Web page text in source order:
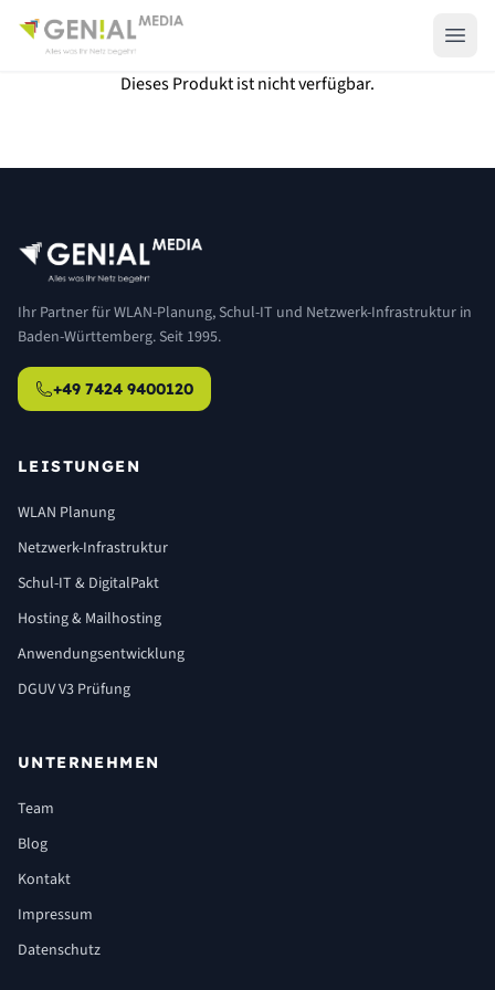
Dieses Produkt ist nicht verfügbar.
Ihr Partner für WLAN-Planung, Schul-IT und Netzwerk-Infrastruktur in
Baden-Württemberg. Seit 1995.
+49 7424 9400120
LEISTUNGEN
WLAN Planung
Netzwerk-Infrastruktur
Schul-IT & DigitalPakt
Hosting & Mailhosting
Anwendungsentwicklung
DGUV V3 Prüfung
UNTERNEHMEN
Team
Blog
Kontakt
Impressum
Datenschutz